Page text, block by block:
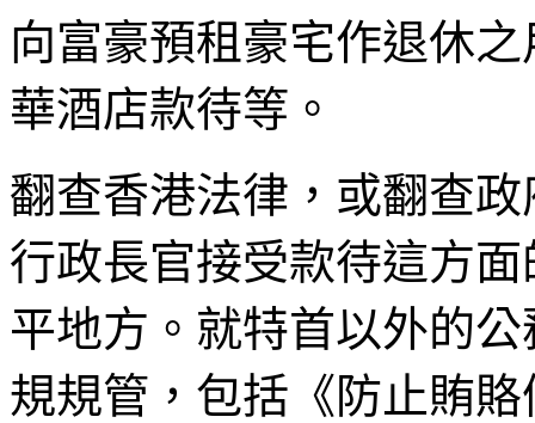
向富豪預租豪宅作退休
華酒店款待等。
翻查香港法律，或翻查
行政長官接受款待這方
平地方。就特首以外的
規規管，包括《防止賄